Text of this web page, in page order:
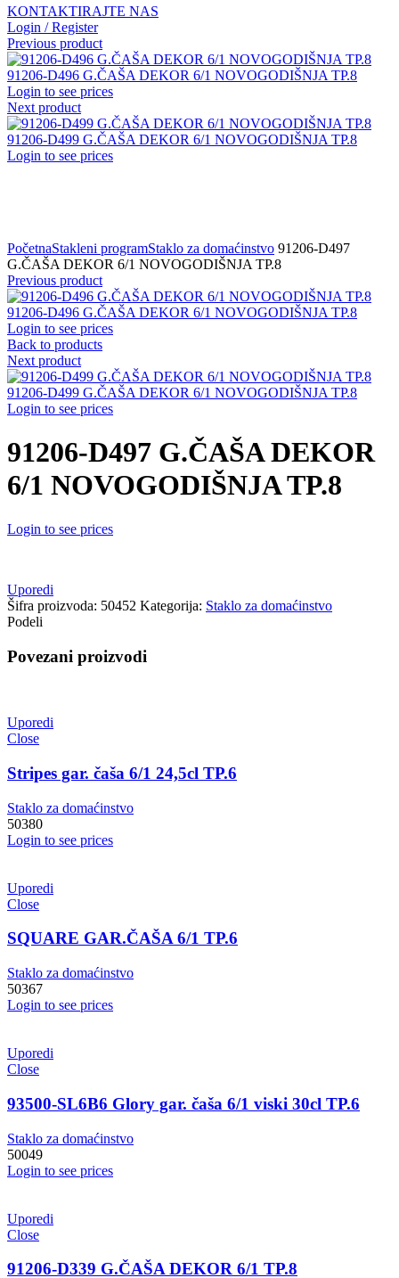
KONTAKTIRAJTE NAS
Login / Register
Previous product
91206-D496 G.ČAŠA DEKOR 6/1 NOVOGODIŠNJA TP.8
Login to see prices
Next product
91206-D499 G.ČAŠA DEKOR 6/1 NOVOGODIŠNJA TP.8
Login to see prices
PočetnaStakleni programStaklo za domaćinstvo 91206-D497
G.ČAŠA DEKOR 6/1 NOVOGODIŠNJA TP.8
Previous product
91206-D496 G.ČAŠA DEKOR 6/1 NOVOGODIŠNJA TP.8
Login to see prices
Back to products
Next product
91206-D499 G.ČAŠA DEKOR 6/1 NOVOGODIŠNJA TP.8
Login to see prices
91206-D497 G.ČAŠA DEKOR
6/1 NOVOGODIŠNJA TP.8
Login to see prices
Uporedi
Šifra proizvoda: 50452 Kategorija: Staklo za domaćinstvo
Podeli
Povezani proizvodi
Uporedi
Close
Stripes gar. čaša 6/1 24,5cl TP.6
Staklo za domaćinstvo
50380
Login to see prices
Uporedi
Close
SQUARE GAR.ČAŠA 6/1 TP.6
Staklo za domaćinstvo
50367
Login to see prices
Uporedi
Close
93500-SL6B6 Glory gar. čaša 6/1 viski 30cl TP.6
Staklo za domaćinstvo
50049
Login to see prices
Uporedi
Close
91206-D339 G.ČAŠA DEKOR 6/1 TP.8